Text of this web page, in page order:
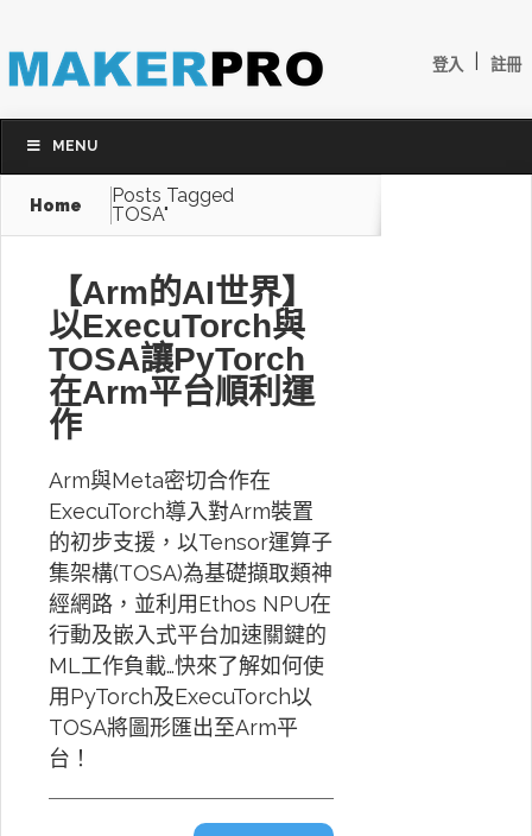
登入 註冊
MENU
Home
Posts Tagged
TOSA"
【Arm的AI世界】
以ExecuTorch與
TOSA讓PyTorch
在Arm平台順利運
作
Arm與Meta密切合作在
ExecuTorch導入對Arm裝置
的初步支援，以Tensor運算子
集架構(TOSA)為基礎擷取類神
經網路，並利用Ethos NPU在
行動及嵌入式平台加速關鍵的
ML工作負載…快來了解如何使
用PyTorch及ExecuTorch以
TOSA將圖形匯出至Arm平
台！